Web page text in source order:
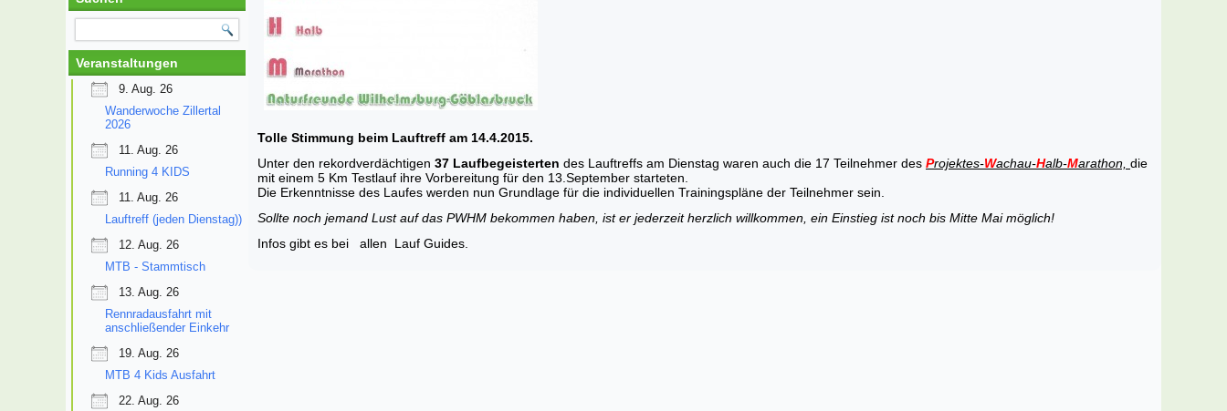
Veranstaltungen
9. Aug. 26
Wanderwoche Zillertal
2026
11. Aug. 26
Running 4 KIDS
11. Aug. 26
Lauftreff (jeden Dienstag))
12. Aug. 26
MTB - Stammtisch
13. Aug. 26
Rennradausfahrt mit
anschließender Einkehr
19. Aug. 26
MTB 4 Kids Ausfahrt
22. Aug. 26
Tolle Stimmung beim Lauftreff am 14.4.2015.
Unter den rekordverdächtigen 37 Laufbegeisterten des Lauftreffs am Dienstag waren auch die 17 Teilnehmer des Projektes-Wachau-Halb-Marathon, die
mit einem 5 Km Testlauf ihre Vorbereitung für den 13.September starteten.
Die Erkenntnisse des Laufes werden nun Grundlage für die individuellen Trainingspläne der Teilnehmer sein.
Sollte noch jemand Lust auf das PWHM bekommen haben, ist er jederzeit herzlich willkommen, ein Einstieg ist noch bis Mitte Mai möglich!
Infos gibt es bei allen Lauf Guides.